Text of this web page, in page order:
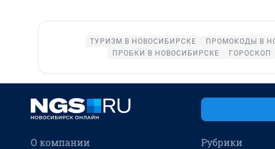
ТУРИЗМ В НОВОСИБИРСКЕ ПРОМОКОДЫ В
ПРОБКИ В НОВОСИБИРСКЕ
ГОРОСКОП
О компании Рубрики